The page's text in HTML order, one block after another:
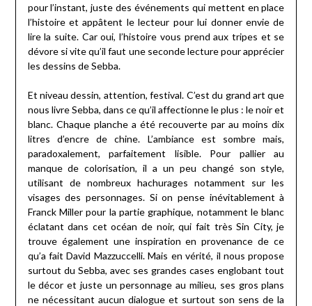
pour l’instant, juste des événements qui mettent en place
l’histoire et appâtent le lecteur pour lui donner envie de
lire la suite. Car oui, l’histoire vous prend aux tripes et se
dévore si vite qu’il faut une seconde lecture pour apprécier
les dessins de Sebba.
Et niveau dessin, attention, festival. C’est du grand art que
nous livre Sebba, dans ce qu’il affectionne le plus : le noir et
blanc. Chaque planche a été recouverte par au moins dix
litres d’encre de chine. L’ambiance est sombre mais,
paradoxalement, parfaitement lisible. Pour pallier au
manque de colorisation, il a un peu changé son style,
utilisant de nombreux hachurages notamment sur les
visages des personnages. Si on pense inévitablement à
Franck Miller pour la partie graphique, notamment le blanc
éclatant dans cet océan de noir, qui fait très Sin City, je
trouve également une inspiration en provenance de ce
qu’a fait David Mazzuccelli. Mais en vérité, il nous propose
surtout du Sebba, avec ses grandes cases englobant tout
le décor et juste un personnage au milieu, ses gros plans
ne nécessitant aucun dialogue et surtout son sens de la